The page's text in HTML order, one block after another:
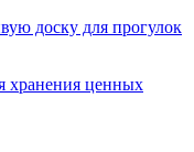
доску для прогулок
хранения ценных